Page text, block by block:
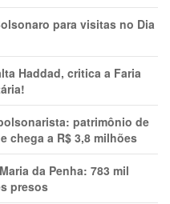
para visitas no Dia
Haddad, critica a Faria
patrimônio de
chega a R$ 3,8 milhões
da Penha: 783 mil
presos